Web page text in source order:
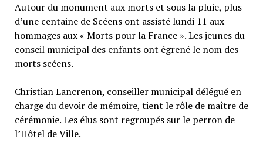
Autour du monument aux morts et sous la pluie, plus
d’une centaine de Scéens ont assisté lundi 11 aux
hommages aux « Morts pour la France ». Les jeunes du
conseil municipal des enfants ont égrené le nom des
morts scéens.
Christian Lancrenon, conseiller municipal délégué en
charge du devoir de mémoire, tient le rôle de maître de
cérémonie. Les élus sont regroupés sur le perron de
l’Hôtel de Ville.